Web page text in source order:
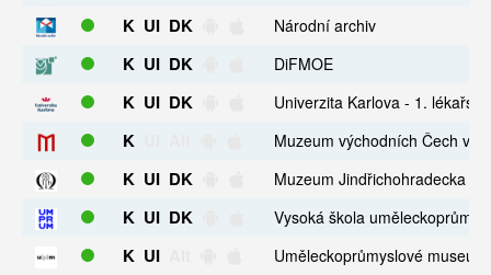
K UI DK Národní archiv
K UI DK DiFMOE
K UI DK Univerzita Karlova - 1.
K Muzeum východních Čech v
K UI DK Muzeum Jindřichohradecka
K UI DK Vysoká škola
K UI Uměleckoprůmyslové